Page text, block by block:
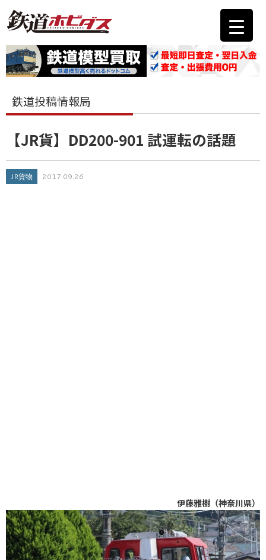
鉄道投稿情報局
【JR貨】DD200-901 試運転の話題
JR貨物 2017.09.26
伊藤雅樹（神奈川県）